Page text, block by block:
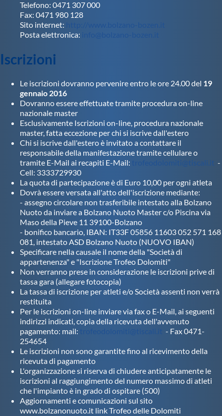
Telefono: 0471 307 000
Fax: 0471 980 128
Sito internet:
Posta elettronica:
Iscrizioni
Le iscrizioni dovranno pervenire entro le ore 24.00 del 19
gennaio 2016
Dovranno essere effettuate tramite procedura on-line
nazionale master
Esclusivamente Iscrizioni on-line, procedura nazionale
master, fatta eccezione per chi si iscrive dall'estero
Chi si iscrive dall'estero è invitato a contattare il
responsabile della manifestazione tramite cellulare o
tramite E-Mail ai recapiti E-Mail:
trofeodolomiti@tiscali.it -
Cell: 3333729930
La quota di partecipazione è di Euro 10,00 per ogni atleta
Dovrà essere versata all'atto dell'iscrizione mediante:
- assegno circolare non trasferibile intestato alla Bolzano
Nuoto da inviare a Bolzano Nuoto Master c/o Piscina via
Maso della Pieve 11 39100-Bolzano
- bonifico bancario, IBAN: IT33F 05856 11603 052 571 168
081, intestato ASD Bolzano Nuoto (NUOVO IBAN)
Specificare nella causale il nome della "Società di
appartenenza" e "Iscrizione Trofeo Dolomiti"
Non verranno prese in considerazione le iscrizioni prive di
tassa gara (allegare fotocopia)
La tassa di iscrizione per atleti e/o Società assenti non verrà
restituita
Per le iscrizioni on-line inviare via fax o E-Mail, ai seguenti
indirizzi indicati, copia della ricevuta dell'avvenuto
pagamento: mail:
- Fax 0471-
254654
Le iscrizioni non sono garantite fino al ricevimento della
ricevuta di pagamento
L'organizzazione si riserva di chiudere anticipatamente le
iscrizioni al raggiungimento del numero massimo di atleti
che l'impianto è in grado di ospitare (500)
Aggiornamenti e comunicazioni sul sito
www.bolzanonuoto.it link Trofeo delle Dolomiti